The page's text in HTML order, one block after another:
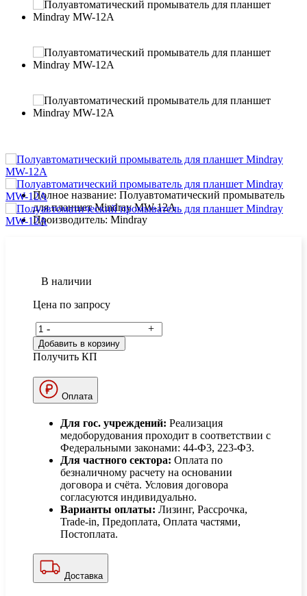
Полное название: Полуавтоматический промыватель
для планшет Mindray MW-12A
Производитель: Mindray
В наличии
Цена по запросу
- +
Добавить в корзину
Получить КП
Оплата
Для гос. учреждений: Реализация
медоборудования проходит в соответствии с
Федеральными законами: 44-Ф3, 223-Ф3.
Для частного сектора: Оплата по
безналичному расчету на основании
договора и счёта. Условия договора
согласуются индивидуально.
Варианты оплаты: Лизинг, Рассрочка,
Trade-in, Предоплата, Оплата частями,
Постоплата.
Доставка